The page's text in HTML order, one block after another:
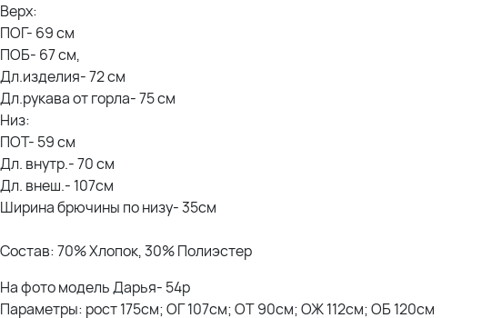
Верх:
ПОГ- 69 см
ПОБ- 67 см,
Дл.изделия- 72 см
Дл.рукава от горла- 75 см
Низ:
ПОТ- 59 см
Дл. внутр.- 70 см
Дл. внеш.- 107см
Ширина брючины по низу- 35см
Состав: 70% Хлопок, 30% Полиэстер
На фото модель Дарья- 54р
Параметры: рост 175см; ОГ 107см; ОТ 90см; ОЖ 112см; ОБ 120см